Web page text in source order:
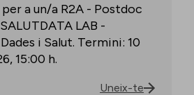
a un/a R2A - Postdoc
LAB -
i Salut. Termini: 10
15:00 h.
Uneix-te